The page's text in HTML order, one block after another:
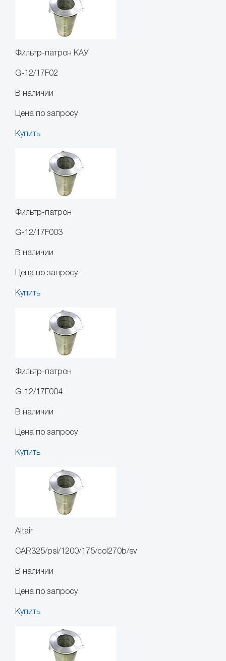
Фильтр-патрон КАУ
G-12/17F02
В наличии
Цена по запросу
Купить
Фильтр-патрон
G-12/17F003
В наличии
Цена по запросу
Купить
Фильтр-патрон
G-12/17F004
В наличии
Цена по запросу
Купить
Altair
CAR325/psi/1200/175/col270b/sv
В наличии
Цена по запросу
Купить